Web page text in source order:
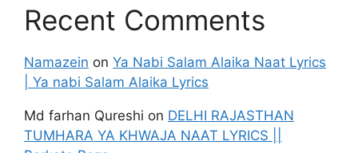
Recent Comments
Namazein on Ya Nabi Salam Alaika Naat Lyrics
| Ya nabi Salam Alaika Lyrics
Md farhan Qureshi on DELHI RAJASTHAN
TUMHARA YA KHWAJA NAAT LYRICS ||